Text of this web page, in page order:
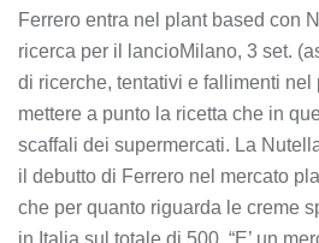
Ferrero entra nel plant based con
ricerca per il lancioMilano, 3 set.
di ricerche, tentativi e fallimenti nel
mettere a punto la ricetta che in
scaffali dei supermercati. La
il debutto di Ferrero nel mercato
che per quanto riguarda le creme